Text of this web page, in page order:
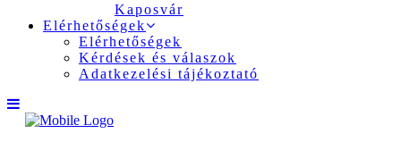
Kaposvár
Elérhetőségek
Elérhetőségek
Kérdések és válaszok
Adatkezelési tájékoztató